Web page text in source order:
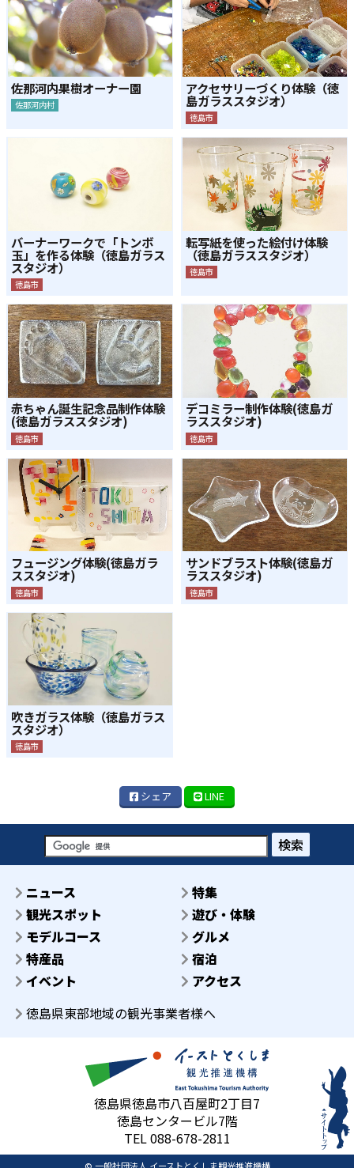
佐那河内果樹オーナー園
佐那河内村
アクセサリーづくり体験（徳
島ガラススタジオ）
徳島市
バーナーワークで「トンボ
玉」を作る体験（徳島ガラス
スタジオ）
徳島市
転写紙を使った絵付け体験
（徳島ガラススタジオ）
徳島市
赤ちゃん誕生記念品制作体験
(徳島ガラススタジオ)
徳島市
デコミラー制作体験(徳島ガ
ラススタジオ)
徳島市
フュージング体験(徳島ガラ
ススタジオ)
徳島市
サンドブラスト体験(徳島ガ
ラススタジオ)
徳島市
吹きガラス体験（徳島ガラス
スタジオ）
徳島市
シェア LINE
検索
ニュース
特集
観光スポット
遊び・体験
モデルコース
グルメ
特産品
宿泊
イベント
アクセス
徳島県東部地域の観光事業者様へ
徳島県徳島市八百屋町2丁目7
徳島センタービル7階
TEL 088-678-2811